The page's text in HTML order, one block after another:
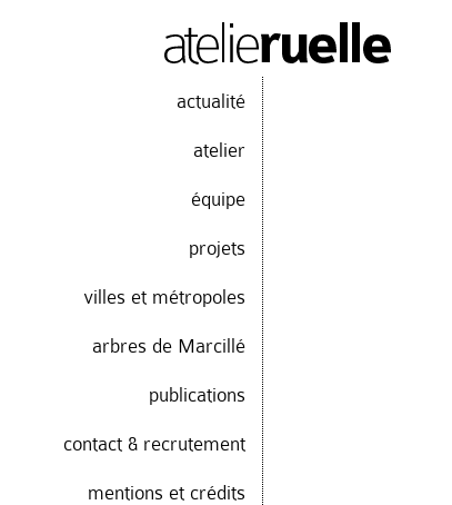
actualité
atelier
équipe
projets
villes et métropoles
arbres de Marcillé
publications
contact & recrutement
mentions et crédits